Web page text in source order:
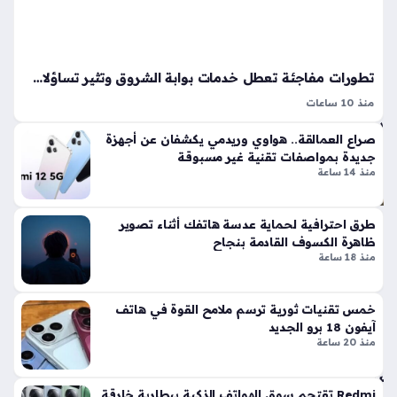
ب
منذ
سا
عتي
ن
قان
ون
أور
ي
جد
يد
بر
تطورات مفاجئة تعطل خدمات بوابة الشروق وتثير تساؤلات واسعة لدى المتابعين والمستخدمين
منذ 10 ساعات
المستجدات المحلية والدولية، إذ تعكس طبيعة عمل المؤسسة
الصحفية التزامها بنقل الأحداث بدقة وشفافية عبر أقسامها
صراع العمالقة.. هواوي وريدمي يكشفان عن أجهزة
جديدة بمواصفات تقنية غير مسبوقة
منذ 14 ساعة
طرق احترافية لحماية عدسة هاتفك أثناء تصوير
ظاهرة الكسوف القادمة بنجاح
منذ 18 ساعة
خمس تقنيات ثورية ترسم ملامح القوة في هاتف
آيفون 18 برو الجديد
منذ 20 ساعة